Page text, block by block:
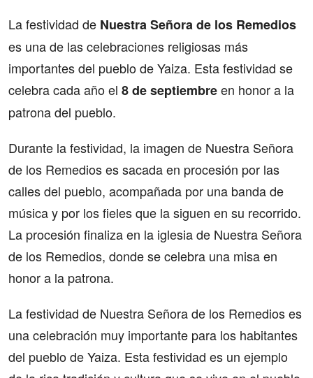
La festividad de Nuestra Señora de los Remedios
es una de las celebraciones religiosas más
importantes del pueblo de Yaiza. Esta festividad se
celebra cada año el 8 de septiembreen honor a la
patrona del pueblo.
Durante la festividad, la imagen de Nuestra Señora
de los Remedios es sacada en procesión por las
calles del pueblo, acompañada por una banda de
música y por los fieles que la siguen en su recorrido.
La procesión finaliza en la iglesia de Nuestra Señora
de los Remedios, donde se celebra una misa en
honor a la patrona.
La festividad de Nuestra Señora de los Remedios es
una celebración muy importante para los habitantes
del pueblo de Yaiza. Esta festividad es un ejemplo